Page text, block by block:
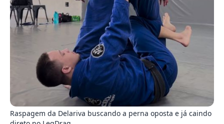
Raspagem da Delariva buscando a perna oposta e já caindo